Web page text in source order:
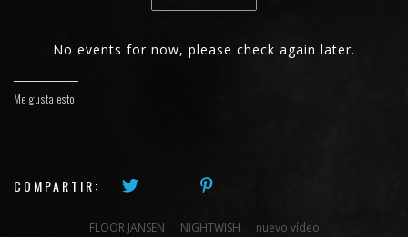
No events for now, please check again later.
Me gusta esto:
COMPARTIR:
FLOOR JANSEN NIGHTWISH nuevo vídeo